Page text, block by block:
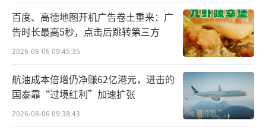
此后，越秀资本多次增持。2021年，其出
资15.00亿元增持中信证券，持股比例升至7.0
9%；2022年，又通过参与配股及二级市场增持
合计出资41.67亿元，持股比例进一步提升至8.
14%。截至2024年10月末，越秀资本及子公司
合计持有中信证券约13.25亿股，占总股本的8.
百度、高德地图开机广告卷土重来：广
告时长最高5秒，点击后跳转第三方
2026-08-06 09:45:35
航油成本倍增仍净赚62亿港元，进击的
国泰靠“过境红利”加速扩张
2026-08-06 09:38:43